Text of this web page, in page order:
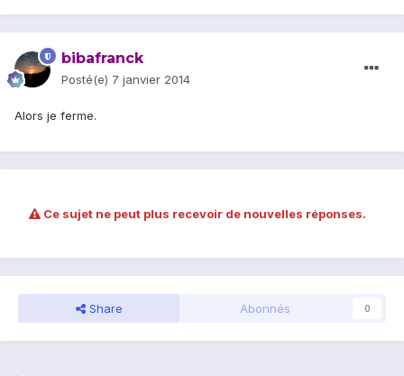
bibafranck
Posté(e) 7 janvier 2014
Alors je ferme.
Ce sujet ne peut plus recevoir de nouvelles réponses.
Share Abonnés 0